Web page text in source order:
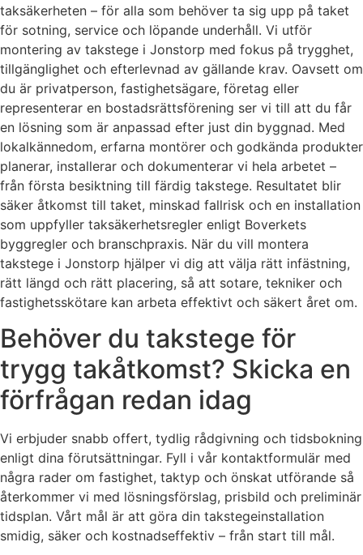
taksäkerheten – för alla som behöver ta sig upp på taket
för sotning, service och löpande underhåll. Vi utför
montering av takstege i Jonstorp med fokus på trygghet,
tillgänglighet och efterlevnad av gällande krav. Oavsett om
du är privatperson, fastighetsägare, företag eller
representerar en bostadsrättsförening ser vi till att du får
en lösning som är anpassad efter just din byggnad. Med
lokalkännedom, erfarna montörer och godkända produkter
planerar, installerar och dokumenterar vi hela arbetet –
från första besiktning till färdig takstege. Resultatet blir
säker åtkomst till taket, minskad fallrisk och en installation
som uppfyller taksäkerhetsregler enligt Boverkets
byggregler och branschpraxis. När du vill montera
takstege i Jonstorp hjälper vi dig att välja rätt infästning,
rätt längd och rätt placering, så att sotare, tekniker och
fastighetsskötare kan arbeta effektivt och säkert året om.
Behöver du takstege för
trygg takåtkomst? Skicka en
förfrågan redan idag
Vi erbjuder snabb offert, tydlig rådgivning och tidsbokning
enligt dina förutsättningar. Fyll i vår kontaktformulär med
några rader om fastighet, taktyp och önskat utförande så
återkommer vi med lösningsförslag, prisbild och preliminär
tidsplan. Vårt mål är att göra din takstegeinstallation
smidig, säker och kostnadseffektiv – från start till mål.